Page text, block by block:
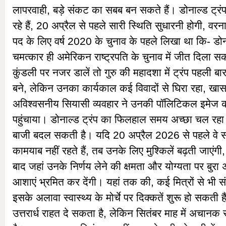
लापरवाही, बड़े संकट का सबब बन सकते हैं। डोनाल्ड
रहे हैं, 20 अप्रैल से पहले सारी स्थिति सुधारनी होगी,
पद के लिए वर्ष 2020 के चुनाव के पहले लिखा था कि-
चमत्कार ही अमेरिकन राष्ट्रपति के चुनाव में जीत दिला
कुंडली पर नजर डालें तो गुरु की महादशा में ट्रंप पहली
बने, लेकिन उनका कार्यकाल कई विवादों से घिरा रहा,
अविश्वसनीय सियासी व्यवहार ने उनकी पॉलिटिकल
पहुंचाया। डोनाल्ड ट्रंप का फिलहाल समय अच्छा चल
बाजी बदल सकती है। यदि 20 अप्रैल 2026 से पहले वे
कामयाब नहीं रहते हैं, तब उनके लिए मुश्किलें बढ़ती
बाद जहां उनके निर्णय लेने की क्षमता और योग्यता पर बुरा
आशाएं भ्रमित कर देंगी। यहां तक की, कई मित्रों से भी
इसके अलावा स्वास्थ्य के मोर्चे पर दिक्कतें शुरू हो
उत्तरार्ध राहत दे सकता है, लेकिन सितंबर माह में